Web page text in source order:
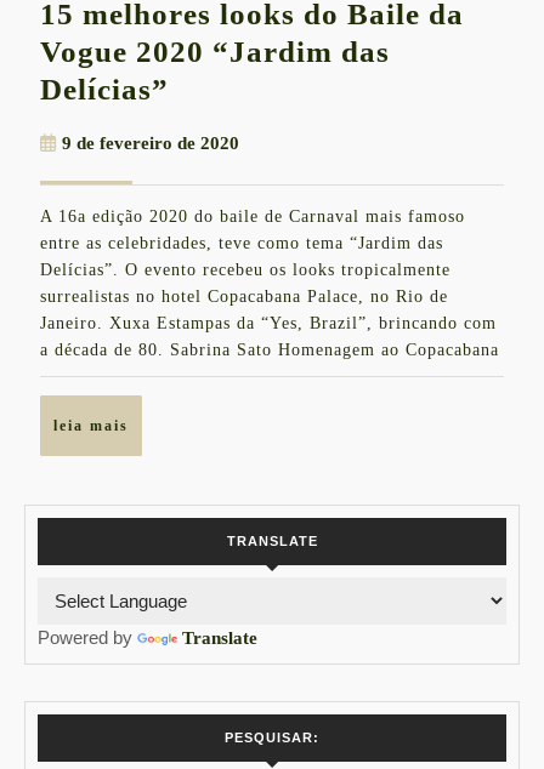
15 melhores looks do Baile da
Vogue 2020 “Jardim das
Delícias”
looks
do
Baile
da
Vogue
2020
“Jardim
9 de fevereiro de 2020
de
2020
A 16a edição 2020 do baile de Carnaval mais famoso
entre as celebridades, teve como tema “Jardim das
Delícias”. O evento recebeu os looks tropicalmente
surrealistas no hotel Copacabana Palace, no Rio de
Janeiro. Xuxa Estampas da “Yes, Brazil”, brincando com
a década de 80. Sabrina Sato Homenagem ao Copacabana
leia mais
TRANSLATE
Powered by Translate
PESQUISAR: